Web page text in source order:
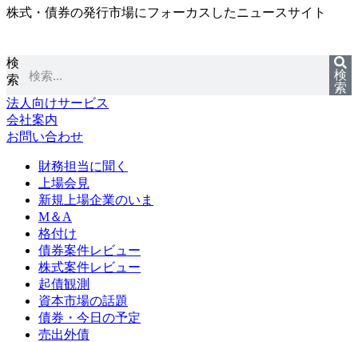
コ
ン
ツ
に
ス
キ
ッ
株式・債券の発行市場にフォーカスしたニュースサイト
検
索
検
索
法人向けサービス
会社案内
お問い合わせ
財務担当に聞く
上場会見
新規上場企業のいま
M＆A
格付け
債券案件レビュー
株式案件レビュー
起債観測
資本市場の話題
債券・今日の予定
売出外債